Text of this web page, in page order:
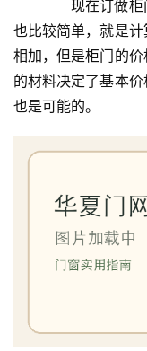
现在订做柜
也比较简单，就是
相加，但是柜门的
的材料决定了基本
也是可能的。